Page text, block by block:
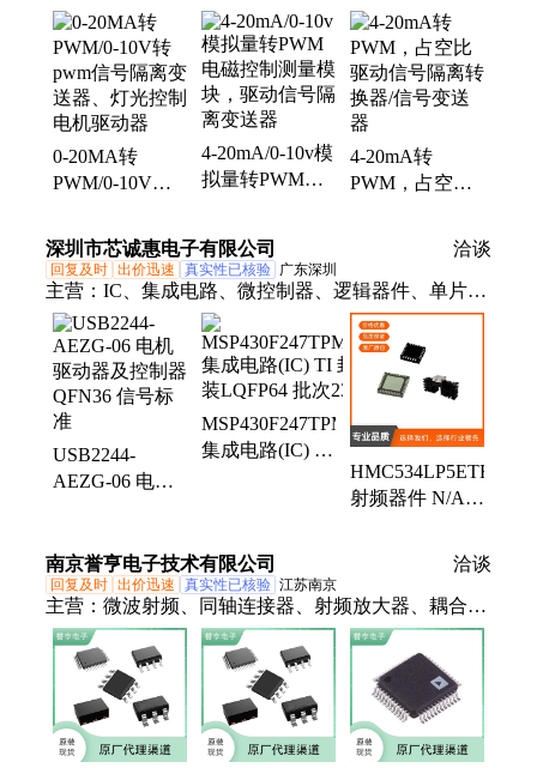
驱动器、信号变送器、信号转换器、信号隔离模块、
升压模块、高压电源、DC-DC电源模块、采集模块、
温度变送器、频率转换器、脉冲转换器、脉冲转换模
块、中继器、电流变送器、电流转换器、电流放大
器、隔离放大器、数据采集模块、RTU模块
0-20MA转
PWM/0-10V转
送器、灯光控制
电机驱动器
4-20mA/0-10v模
拟量转PWM电
离变送器
4-20mA转
PWM，占空比
换器/信号变送
深圳市芯诚惠电子有限公司 洽谈
回复及时 出价迅速 真实性已核验 广东深圳
主营： IC、集成电路、微控制器、逻辑器件、单片
机、电源管理、连接器、锂电池、存储器、传感器、
继电器、放大器、二极管、三极管、以太网、模块、
射频
USB2244-
AEZG-06 电机
准
MSP430F247TPMR
集成电路(IC) TI
HMC534LP5ETR
射频器件 N/A
性区域 乘性噪
南京誉亨电子技术有限公司 洽谈
回复及时 出价迅速 真实性已核验 江苏南京
主营： 微波射频、同轴连接器、射频放大器、耦合
器、滤波器、功分器、变压器、集成电路、衰减器、
混频器、振荡器